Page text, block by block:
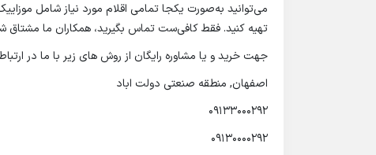
می‌توانید به‌صورت یکجا تمامی اقلام مورد نیاز شامل
تهیه کنید. فقط کافی‌ست تماس بگیرید، همکاران ما
جهت خرید و یا مشاوره رایگان از روش های زیر با ما در
اصفهان, منطقه صنعتی دولت اباد
09133000292
09130000292